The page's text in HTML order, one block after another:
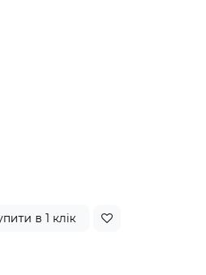
в 1 клік